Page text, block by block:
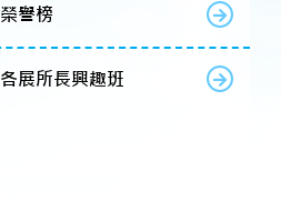
榮譽榜
各展所長興趣班